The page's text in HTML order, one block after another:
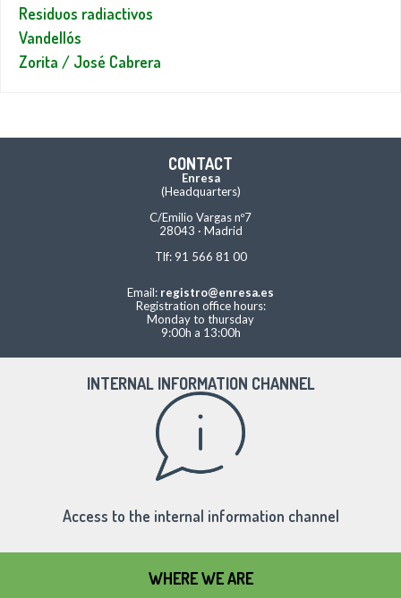
Residuos radiactivos
Vandellós
Zorita / José Cabrera
CONTACT
Enresa
(Headquarters)
C/Emilio Vargas nº7
28043 · Madrid
Tlf: 91 566 81 00
Email: registro@enresa.es
Registration office hours:
Monday to thursday
9:00h a 13:00h
INTERNAL INFORMATION CHANNEL
Access to the internal information channel
WHERE WE ARE